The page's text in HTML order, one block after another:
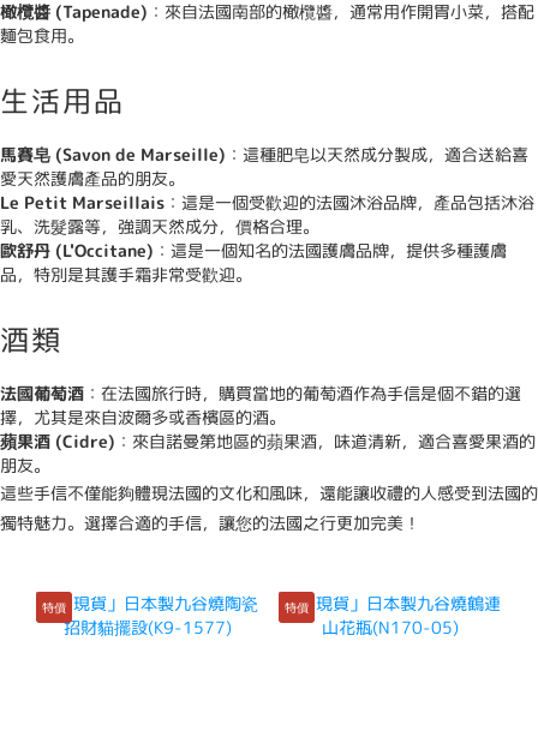
橄欖醬 (Tapenade) ：來自法國南部的橄欖醬，通常用作開胃小菜，搭配
麵包食用。
生活用品
馬賽皂 (Savon de Marseille) ：這種肥皂以天然成分製成，適合送給喜
愛天然護膚產品的朋友。
Le Petit Marseillais ：這是一個受歡迎的法國沐浴品牌，產品包括沐浴
乳、洗髮露等，強調天然成分，價格合理。
歐舒丹 (L'Occitane) ：這是一個知名的法國護膚品牌，提供多種護膚
品，特別是其護手霜非常受歡迎。
酒類
法國葡萄酒 ：在法國旅行時，購買當地的葡萄酒作為手信是個不錯的選
擇，尤其是來自波爾多或香檳區的酒。
蘋果酒 (Cidre) ：來自諾曼第地區的蘋果酒，味道清新，適合喜愛果酒的
朋友。
這些手信不僅能夠體現法國的文化和風味，還能讓收禮的人感受到法國的
獨特魅力。選擇合適的手信，讓您的法國之行更加完美！
特價 特價